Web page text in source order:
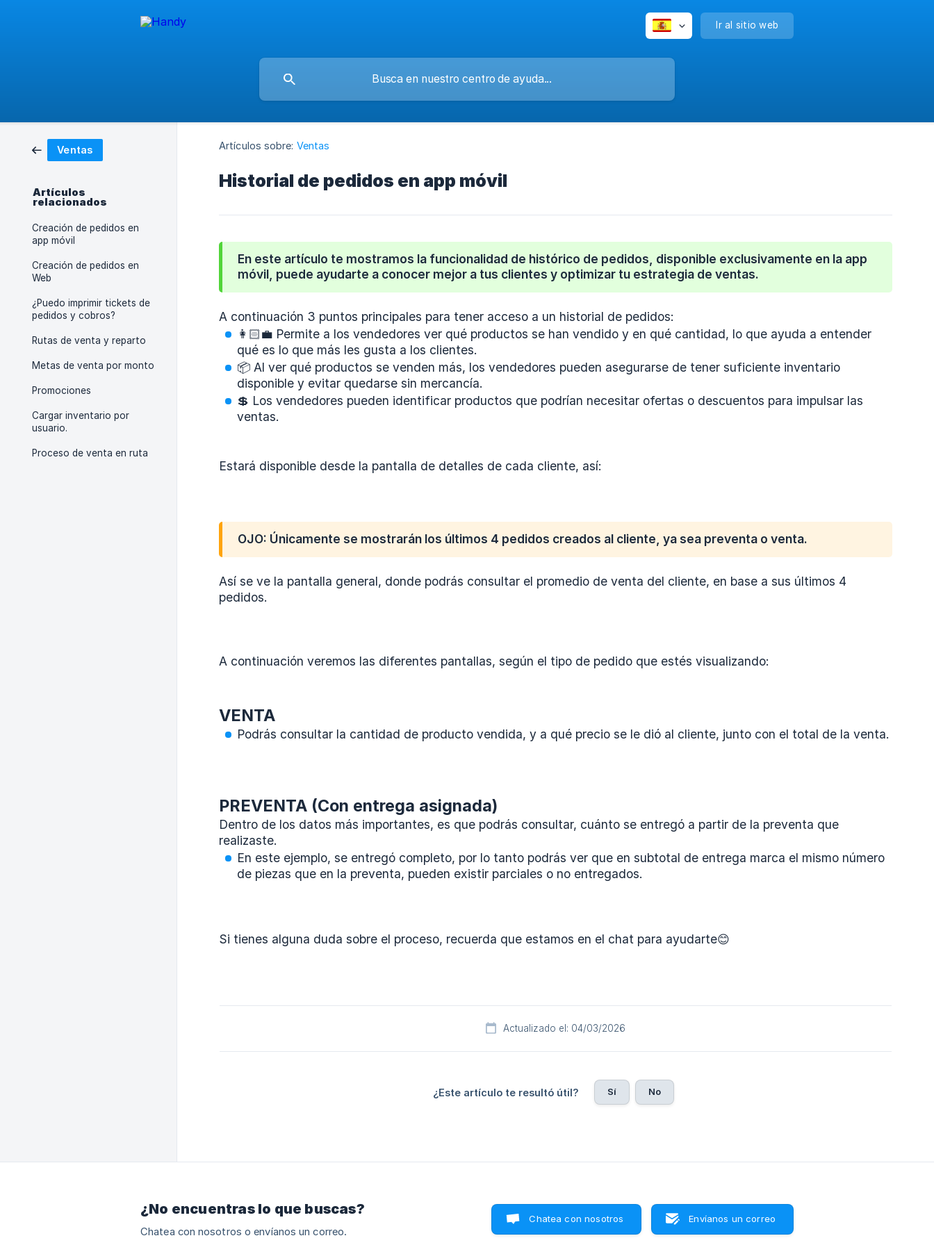
Ir al sitio web
Ventas
Artículos
relacionados
Creación de pedidos en
app móvil
Creación de pedidos en
Web
¿Puedo imprimir tickets de
pedidos y cobros?
Rutas de venta y reparto
Metas de venta por monto
Promociones
Cargar inventario por
usuario.
Proceso de venta en ruta
Artículos sobre: Ventas
Historial de pedidos en app móvil
En este artículo te mostramos la funcionalidad de histórico de pedidos, disponible exclusivamente en la app
móvil, puede ayudarte a conocer mejor a tus clientes y optimizar tu estrategia de ventas.
A continuación 3 puntos principales para tener acceso a un historial de pedidos:
👩🏻‍💼 Permite a los vendedores ver qué productos se han vendido y en qué cantidad, lo que ayuda a entender
qué es lo que más les gusta a los clientes.
📦 Al ver qué productos se venden más, los vendedores pueden asegurarse de tener suficiente inventario
disponible y evitar quedarse sin mercancía.
💲 Los vendedores pueden identificar productos que podrían necesitar ofertas o descuentos para impulsar las
ventas.
Estará disponible desde la pantalla de detalles de cada cliente, así:
OJO: Únicamente se mostrarán los últimos 4 pedidos creados al cliente, ya sea preventa o venta.
Así se ve la pantalla general, donde podrás consultar el promedio de venta del cliente, en base a sus últimos 4
pedidos.
A continuación veremos las diferentes pantallas, según el tipo de pedido que estés visualizando:
VENTA
Podrás consultar la cantidad de producto vendida, y a qué precio se le dió al cliente, junto con el total de la venta.
PREVENTA (Con entrega asignada)
Dentro de los datos más importantes, es que podrás consultar, cuánto se entregó a partir de la preventa que
realizaste.
En este ejemplo, se entregó completo, por lo tanto podrás ver que en subtotal de entrega marca el mismo número
de piezas que en la preventa, pueden existir parciales o no entregados.
Si tienes alguna duda sobre el proceso, recuerda que estamos en el chat para ayudarte😊
Actualizado el: 04/03/2026
¿Este artículo te resultó útil? Sí No
¿No encuentras lo que buscas?
Chatea con nosotros o envíanos un correo.
Chatea con nosotros Envíanos un correo